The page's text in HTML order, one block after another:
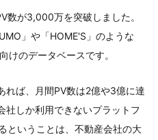
数が3,000万を突破しました。
」や「HOME'S」のような
けのデータベースです。
れば、月間PV数は2億や3億に達
社しか利用できないプラットフ
ということは、不動産会社の大